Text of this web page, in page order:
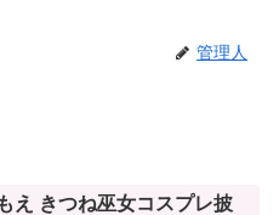
管理人
え きつね巫女コスプレ披